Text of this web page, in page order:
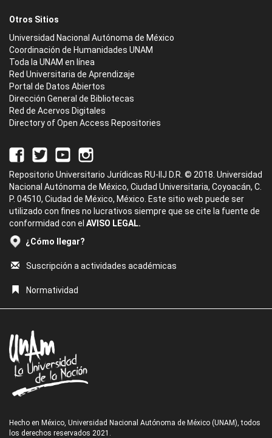
Otros Sitios
Universidad Nacional Autónoma de México
Coordinación de Humanidades UNAM
Toda la UNAM en línea
Red Universitaria de Aprendizaje
Portal de Datos Abiertos
Dirección General de Bibliotecas
Red de Acervos Digitales
Directory of Open Access Repositories
Repositorio Universitario Jurídicas RU-IIJ D.R. © 2018. Universidad
Nacional Autónoma de México, Ciudad Universitaria, Coyoacán, C.
P. 04510, Ciudad de México, México. Este sitio web puede ser
utilizado con fines no lucrativos siempre que se cite la fuente de
conformidad con el AVISO LEGAL.
¿Cómo llegar?
Suscripción a actividades académicas
Normatividad
Hecho en México, Universidad Nacional Autónoma de México (UNAM), todos
los derechos reservados 2021.